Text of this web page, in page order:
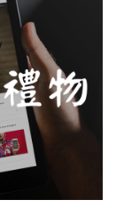
up Me:
Life